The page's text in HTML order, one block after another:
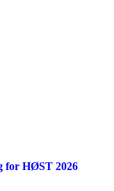
for HØST 2026